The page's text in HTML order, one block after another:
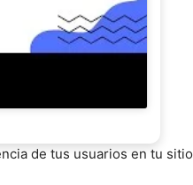
de tus usuarios en tu